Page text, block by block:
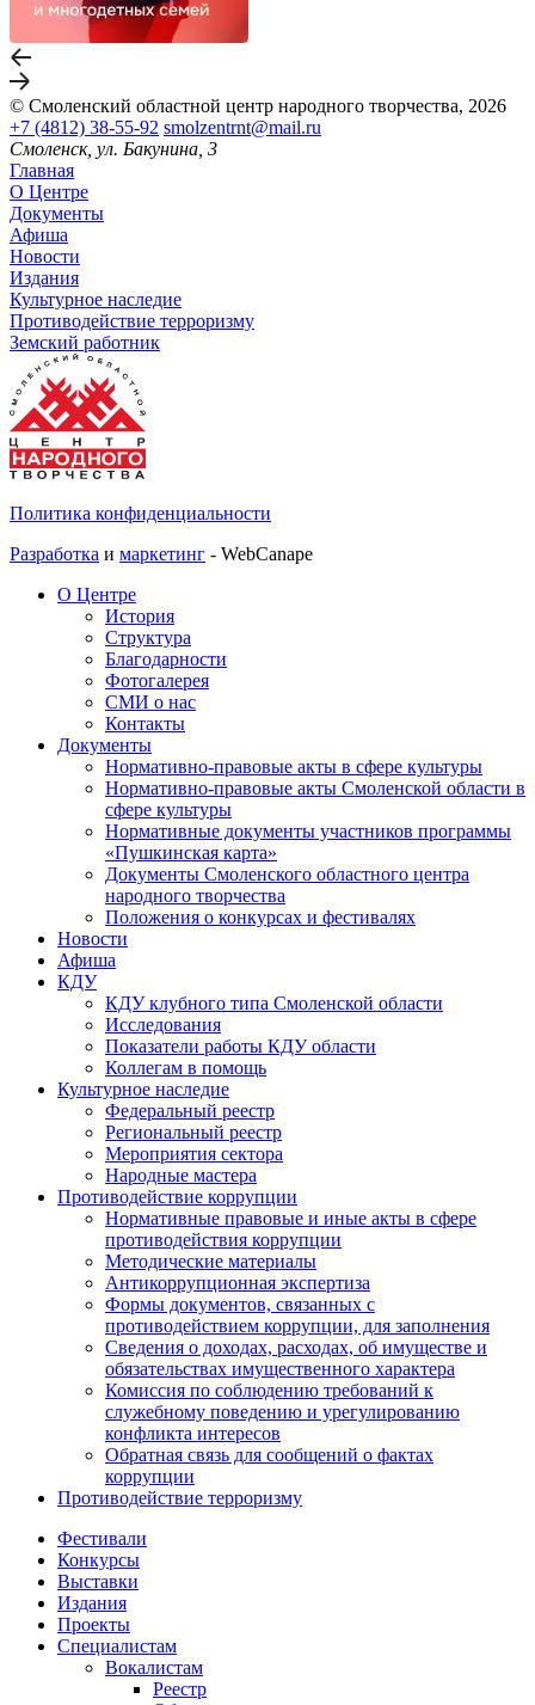
© Смоленский областной центр народного творчества, 2026
+7 (4812) 38-55-92 smolzentrnt@mail.ru
Смоленск, ул. Бакунина, 3
Главная
О Центре
Документы
Афиша
Новости
Издания
Культурное наследие
Противодействие терроризму
Земский работник
Политика конфиденциальности
Разработка и маркетинг - WebCanape
О Центре
История
Структура
Благодарности
Фотогалерея
СМИ о нас
Контакты
Документы
Нормативно-правовые акты в сфере культуры
Нормативно-правовые акты Смоленской области в
сфере культуры
Нормативные документы участников программы
«Пушкинская карта»
Документы Смоленского областного центра
народного творчества
Положения о конкурсах и фестивалях
Новости
Афиша
КДУ
КДУ клубного типа Смоленской области
Исследования
Показатели работы КДУ области
Коллегам в помощь
Культурное наследие
Федеральный реестр
Региональный реестр
Мероприятия сектора
Народные мастера
Противодействие коррупции
Нормативные правовые и иные акты в сфере
противодействия коррупции
Методические материалы
Антикоррупционная экспертиза
Формы документов, связанных с
противодействием коррупции, для заполнения
Сведения о доходах, расходах, об имуществе и
обязательствах имущественного характера
Комиссия по соблюдению требований к
служебному поведению и урегулированию
конфликта интересов
Обратная связь для сообщений о фактах
коррупции
Противодействие терроризму
Фестивали
Конкурсы
Выставки
Издания
Проекты
Специалистам
Вокалистам
Реестр